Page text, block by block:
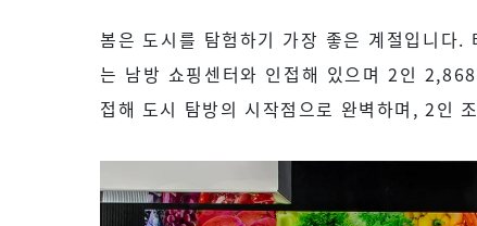
봄은 도시를 탐험하기 가장 좋은 계절입니다
는 남방 쇼핑센터와 인접해 있으며 2인
접해 도시 탐방의 시작점으로 완벽하며, 2인